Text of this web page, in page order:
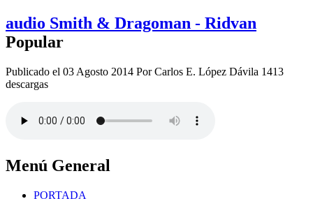
audio Smith & Dragoman - Ridvan
Popular
Publicado el 03 Agosto 2014 PorCarlos E. López Dávila 1413
descargas
Menú General
PORTADA